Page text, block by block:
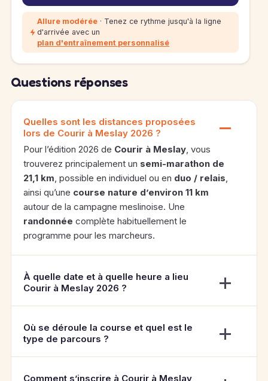
Allure modérée · Tenez ce rythme jusqu'à la ligne
d'arrivée avec un
plan d'entraînement personnalisé
Questions réponses
Quelles sont les distances proposées
lors de Courir à Meslay 2026 ?
Pour l’édition 2026 de Courir à Meslay, vous
trouverez principalement un semi-marathon de
21,1 km, possible en individuel ou en duo / relais,
ainsi qu’une course nature d’environ 11 km
autour de la campagne meslinoise. Une
randonnée complète habituellement le
programme pour les marcheurs.
À quelle date et à quelle heure a lieu
Courir à Meslay 2026 ?
Où se déroule la course et quel est le
type de parcours ?
Comment s’inscrire à Courir à Meslay